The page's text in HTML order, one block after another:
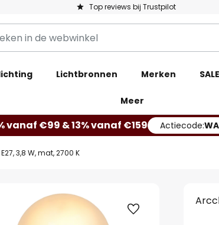
Top reviews bij Trustpilot
Lichtbronnen Merken SALE
Meer
vanaf €99 & 13% vanaf €159 Actiecode:
3,8 W, mat, 2700 K